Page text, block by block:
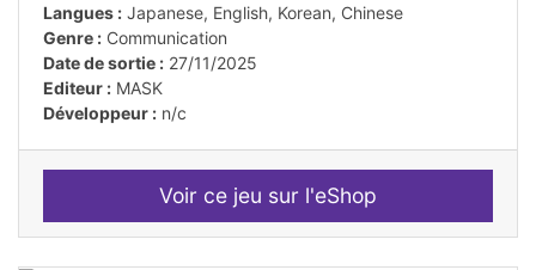
Langues : Japanese, English, Korean, Chinese
Genre : Communication
Date de sortie : 27/11/2025
Editeur : MASK
Développeur : n/c
Voir ce jeu sur l'eShop